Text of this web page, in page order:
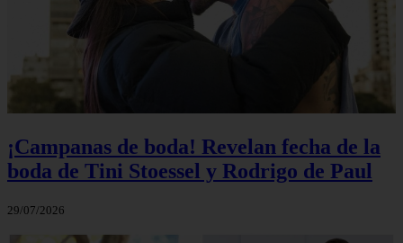
¡Campanas de boda! Revelan fecha de la
boda de Tini Stoessel y Rodrigo de Paul
29/07/2026